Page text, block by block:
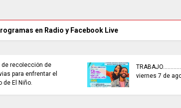
en Radio y Facebook Live
ES HORA DE REFLEXIONAR